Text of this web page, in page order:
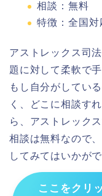
相談：無料
特徴：全国
アストレックス司
題に対して柔軟で
もし自分がしてい
く、どこに相談す
ら、アストレック
相談は無料なので
してみてはいかが
ここをクリ